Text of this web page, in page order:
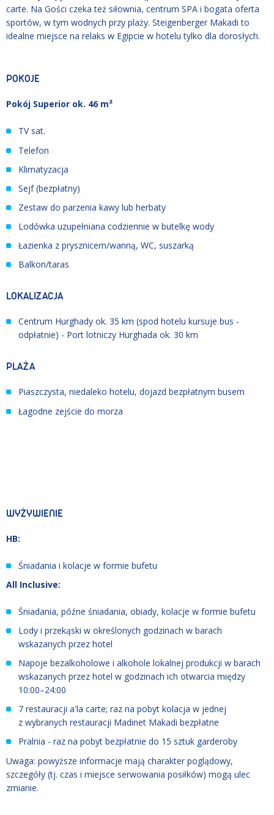
carte. Na Gości czeka też siłownia, centrum SPA i bogata oferta
sportów, w tym wodnych przy plaży. Steigenberger Makadi to
idealne miejsce na relaks w Egipcie w hotelu tylko dla dorosłych.
POKOJE
Pokój Superior ok. 46 m²
TV sat.
Telefon
Klimatyzacja
Sejf (bezpłatny)
Zestaw do parzenia kawy lub herbaty
Lodówka uzupełniana codziennie w butelkę wody
Łazienka z prysznicem/wanną, WC, suszarką
Balkon/taras
LOKALIZACJA
Centrum Hurghady ok. 35 km (spod hotelu kursuje bus -
odpłatnie) - Port lotniczy Hurghada ok. 30 km
PLAŻA
Piaszczysta, niedaleko hotelu, dojazd bezpłatnym busem
Łagodne zejście do morza
WYŻYWIENIE
HB:
Śniadania i kolacje w formie bufetu
All Inclusive:
Śniadania, późne śniadania, obiady, kolacje w formie bufetu
Lody i przekąski w określonych godzinach w barach
wskazanych przez hotel
Napoje bezalkoholowe i alkohole lokalnej produkcji w barach
wskazanych przez hotel w godzinach ich otwarcia między
10:00–24:00
7 restauracji a'la carte; raz na pobyt kolacja w jednej
z wybranych restauracji Madinet Makadi bezpłatne
Pralnia - raz na pobyt bezpłatnie do 15 sztuk garderoby
Uwaga: powyższe informacje mają charakter poglądowy,
szczegóły (tj. czas i miejsce serwowania posiłków) mogą ulec
zmianie.